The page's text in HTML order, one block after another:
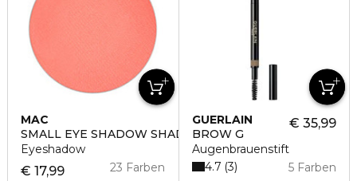
MAC
SMALL EYE SHADOW SHADE
Eyeshadow
€ 17,99 23 Farben
GUERLAIN
BROW G
Augenbrauenstift
€ 35,99
5 Farben
4.7 3